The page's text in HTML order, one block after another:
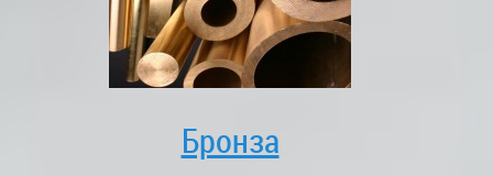
Бронза